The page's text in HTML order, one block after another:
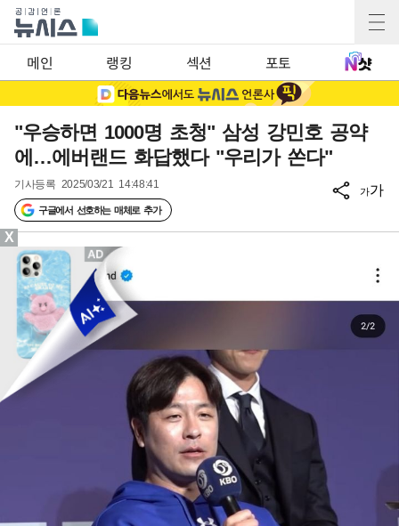
메인 랭킹 섹션 포토
"우승하면 1000명 초청" 삼성 강민호 공약
에…에버랜드 화답했다 "우리가 쏜다"
기사등록 2025/03/21 14:48:41
구글에서 선호하는 매체로 추가
가가
X